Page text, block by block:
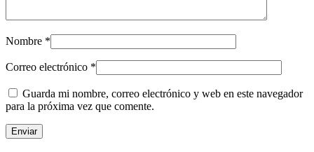
Nombre *
Correo electrónico *
Guarda mi nombre, correo electrónico y web en este navegador
para la próxima vez que comente.